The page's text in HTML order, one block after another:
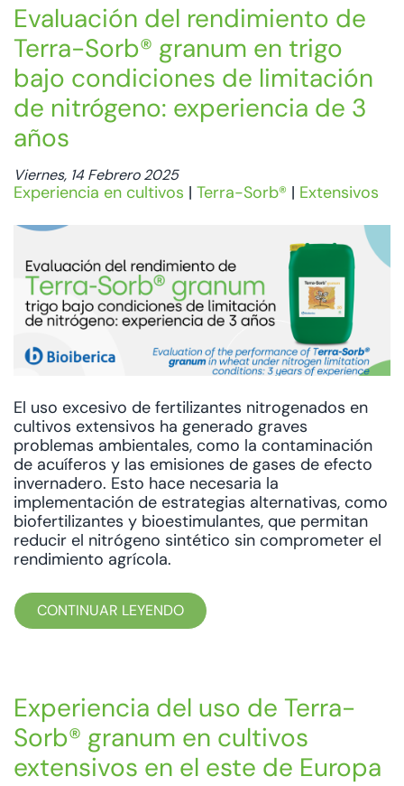
Evaluación del rendimiento de
Terra-Sorb® granum en trigo
bajo condiciones de limitación
de nitrógeno: experiencia de 3
años
Viernes, 14 Febrero 2025
Experiencia en cultivos | Terra-Sorb® | Extensivos
El uso excesivo de fertilizantes nitrogenados en
cultivos extensivos ha generado graves
problemas ambientales, como la contaminación
de acuíferos y las emisiones de gases de efecto
invernadero. Esto hace necesaria la
implementación de estrategias alternativas, como
biofertilizantes y bioestimulantes, que permitan
reducir el nitrógeno sintético sin comprometer el
rendimiento agrícola.
CONTINUAR LEYENDO
Experiencia del uso de Terra-
Sorb® granum en cultivos
extensivos en el este de Europa